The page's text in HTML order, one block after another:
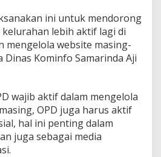
ini untuk mendorong
kelurahan lebih aktif lagi di
mengelola website masing-
Dinas Kominfo Samarinda Aji
wajib aktif dalam mengelola
OPD juga harus aktif
hal ini penting dalam
juga sebagai media